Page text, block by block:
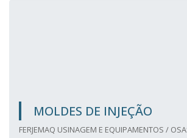
MOLDES DE INJEÇÃO
FERJEMAQ USINAGEM E EQUIPAMENTOS /